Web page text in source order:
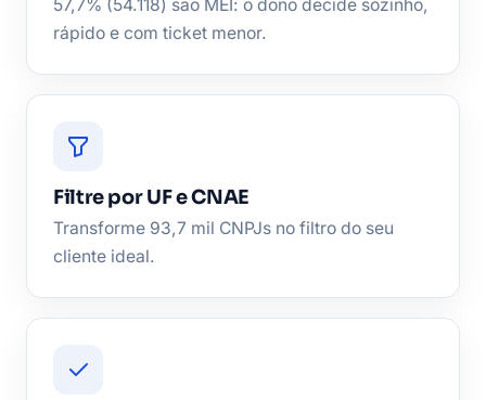
57,7% (54.118) são MEI: o dono decide sozinho,
rápido e com ticket menor.
Filtre por UF e CNAE
Transforme 93,7 mil CNPJs no filtro do seu
cliente ideal.